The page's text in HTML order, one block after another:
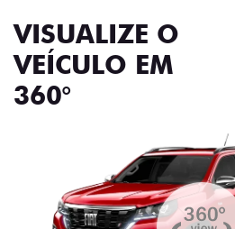
VISUALIZE O
VEÍCULO EM
360°